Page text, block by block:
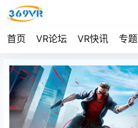
首页 VR论坛 VR快讯 专题